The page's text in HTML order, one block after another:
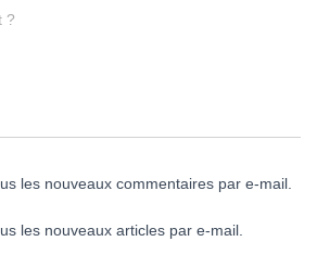
?
les nouveaux commentaires par e-mail.
les nouveaux articles par e-mail.